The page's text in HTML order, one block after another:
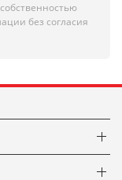
без согласия